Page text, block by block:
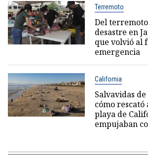
Terremoto
Del
desastre en
que volvió al
emergencia
California
Salvavidas
cómo rescató
playa de
empujaban